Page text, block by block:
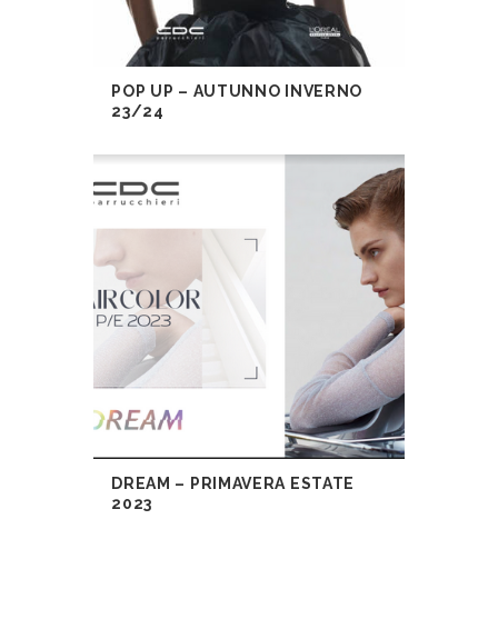
POP UP – AUTUNNO INVERNO
23/24
DREAM – PRIMAVERA ESTATE
2023